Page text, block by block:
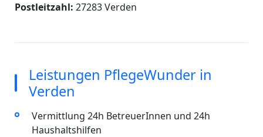
Postleitzahl: 27283 Verden
Leistungen PflegeWunder in
Verden
Vermittlung 24h BetreuerInnen und 24h
Haushaltshilfen